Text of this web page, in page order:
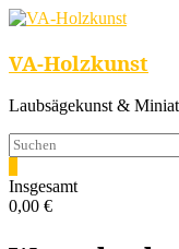
VA-Holzkunst
Laubsägekunst &
Insgesamt
0,00 €